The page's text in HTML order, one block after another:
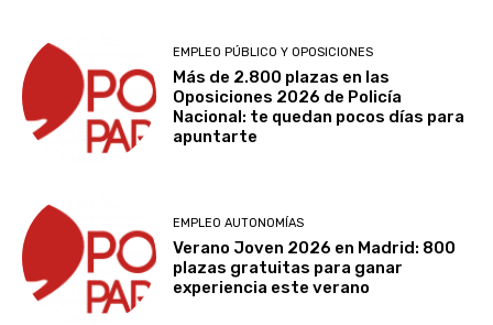
EMPLEO PÚBLICO Y OPOSICIONES
Más de 2.800 plazas en las
Oposiciones 2026 de Policía
Nacional: te quedan pocos días para
apuntarte
EMPLEO AUTONOMÍAS
Verano Joven 2026 en Madrid: 800
plazas gratuitas para ganar
experiencia este verano